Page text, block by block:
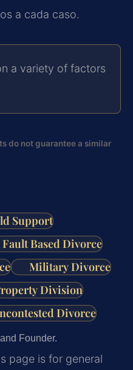
a cada caso.
a variety of factors
do not guarantee a similar
Support
Fault Based Divorce
Military Divorce
Division
Divorce
Founder.
page is for general